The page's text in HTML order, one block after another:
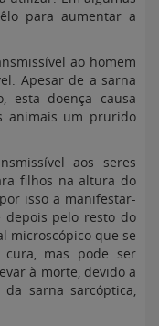
para aumentar a
ao homem
Apesar de a sarna
esta doença causa
animais um prurido
aos seres
filhos na altura do
isso a manifestar-
depois pelo resto do
microscópico que se
mas pode ser
à morte, devido a
da sarna sarcóptica,